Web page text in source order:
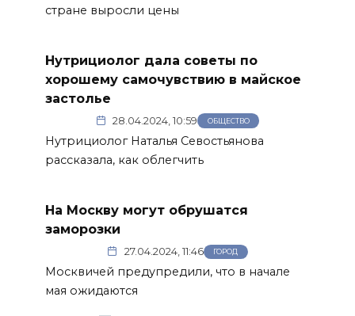
стране выросли цены
Нутрициолог дала советы по
хорошему самочувствию в майское
застолье
28.04.2024, 10:59 ОБЩЕСТВО
Нутрициолог Наталья Севостьянова
рассказала, как облегчить
На Москву могут обрушатся
заморозки
27.04.2024, 11:46 ГОРОД
Москвичей предупредили, что в начале
мая ожидаются